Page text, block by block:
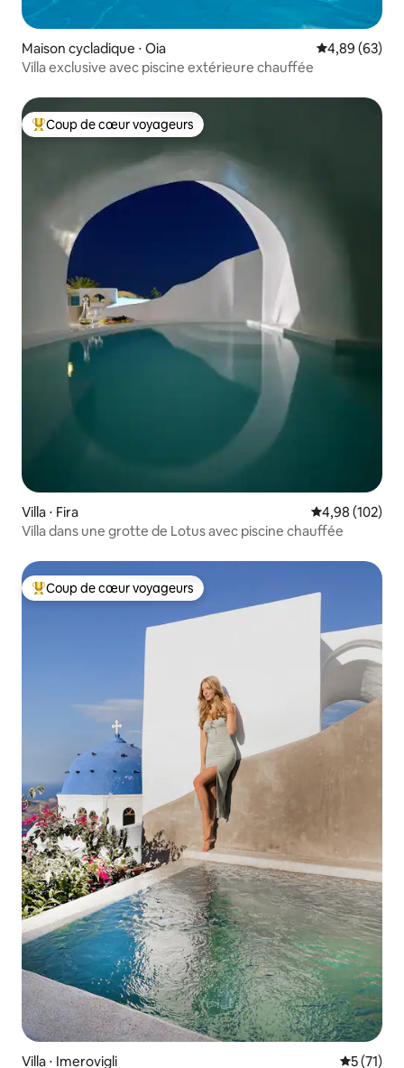
Maison cycladique ⋅ Oia Évaluation
4,89 (63)
Villa exclusive avec piscine extérieure chauffée
Coups de cœur voyageurs les plus appréciés
Coup de cœur voyageurs
Villa ⋅ Fira Évaluation
4,98 (102)
Villa dans une grotte de Lotus avec piscine chauffée
Coups de cœur voyageurs les plus appréciés
Coup de cœur voyageurs
Villa ⋅ Imerovigli
5 (71)